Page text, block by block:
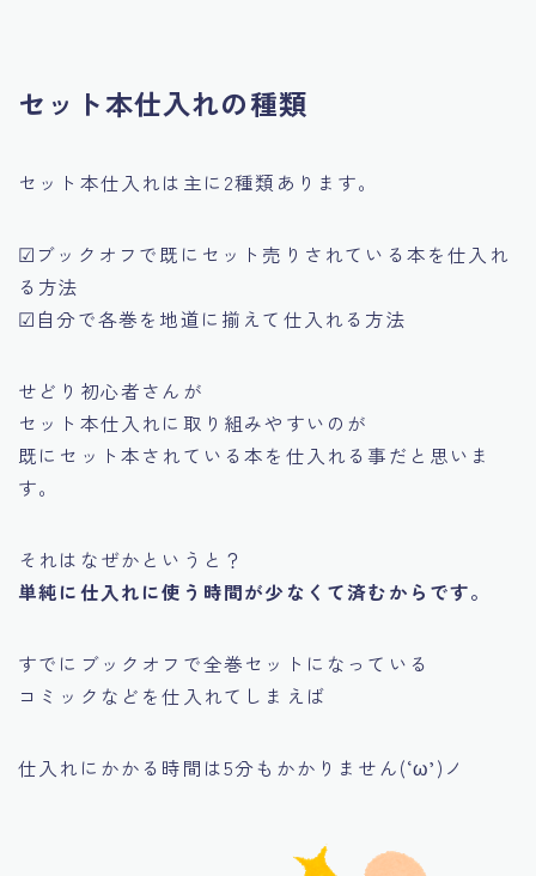
セット本仕入れの種類
セット本仕入れは主に2種類あります。
☑ブックオフで既にセット売りされている本を仕入れ
る方法
☑自分で各巻を地道に揃えて仕入れる方法
せどり初心者さんが
セット本仕入れに取り組みやすいのが
既にセット本されている本を仕入れる事だと思いま
す。
それはなぜかというと？
単純に仕入れに使う時間が少なくて済むからです。
すでにブックオフで全巻セットになっている
コミックなどを仕入れてしまえば
仕入れにかかる時間は5分もかかりません(‘ω’)ノ